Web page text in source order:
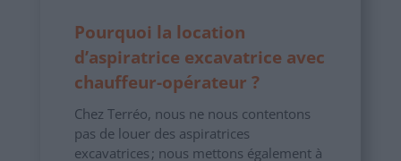
Pourquoi la location
d’aspiratrice excavatrice avec
chauffeur-opérateur ?
Chez Terréo, nous ne nous contentons
pas de louer des aspiratrices
excavatrices ; nous mettons également à